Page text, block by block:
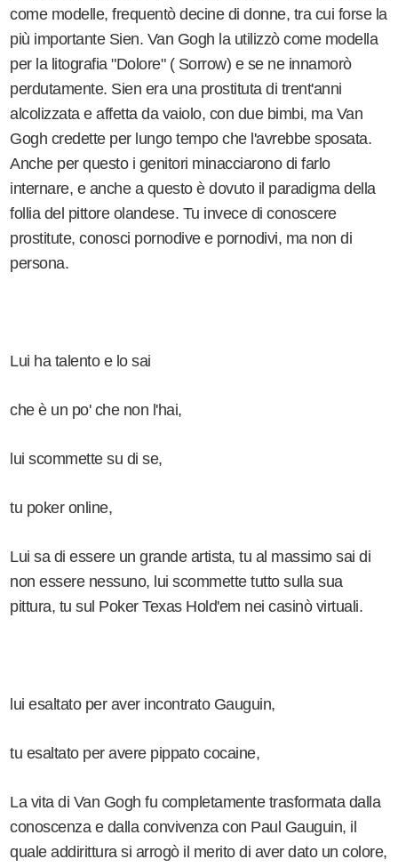
come modelle, frequentò decine di donne, tra cui forse la
più importante Sien. Van Gogh la utilizzò come modella
per la litografia "Dolore" ( Sorrow) e se ne innamorò
perdutamente. Sien era una prostituta di trent'anni
alcolizzata e affetta da vaiolo, con due bimbi, ma Van
Gogh credette per lungo tempo che l'avrebbe sposata.
Anche per questo i genitori minacciarono di farlo
internare, e anche a questo è dovuto il paradigma della
follia del pittore olandese. Tu invece di conoscere
prostitute, conosci pornodive e pornodivi, ma non di
persona.
Lui ha talento e lo sai
che è un po' che non l'hai,
lui scommette su di se,
tu poker online,
Lui sa di essere un grande artista, tu al massimo sai di
non essere nessuno, lui scommette tutto sulla sua
pittura, tu sul Poker Texas Hold'em nei casinò virtuali.
lui esaltato per aver incontrato Gauguin,
tu esaltato per avere pippato cocaine,
La vita di Van Gogh fu completamente trasformata dalla
conoscenza e dalla convivenza con Paul Gauguin, il
quale addirittura si arrogò il merito di aver dato un colore,